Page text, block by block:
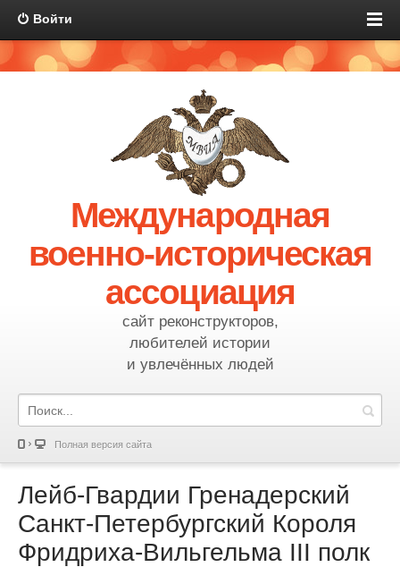
Войти
Международная
военно-историческая
ассоциация
сайт реконструкторов,
любителей истории
и увлечённых людей
Полная версия сайта
Лейб-Гвардии Гренадерский
Санкт-Петербургский Короля
Фридриха-Вильгельма III полк